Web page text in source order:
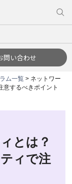
問い合わせ
ム一覧 > ネットワー
意するべきポイント
とは？
ィで注